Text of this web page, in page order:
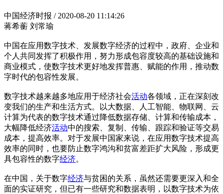
中国经济时报 / 2020-08-20 11:14:26
蒋希蘅 刘常瑜
中国在应用数字技术、发展数字经济的过程中，政府、企业和
个人共同发挥了积极作用，努力形成包容度较高的基础设施和
商业模式，使数字技术更好地发挥普惠、赋能的作用，推动数
字时代的包容性发展。
数字技术越来越多地应用于经济社会活动各领域，正在深刻改
变我们的生产和生活方式。以大数据、人工智能、物联网、云
计算为代表的数字技术通过降低数据存储、计算和传输成本，
大幅降低经济活动中的搜索、复制、传输、跟踪和验证等交易
成本，提高效率。对于发展中国家来说，在应用数字技术提高
效率的同时，也要防止数字鸿沟和贫富差距扩大风险，形成更
具包容性的数字经济。
在中国，关于数字经济与贫困的关系，虽然还需要更深入和全
面的实证研究，但已有一些研究和数据表明，以数字技术为依